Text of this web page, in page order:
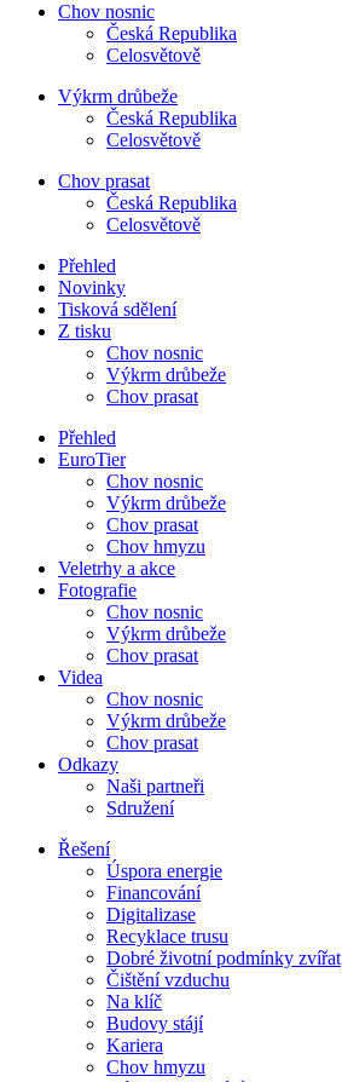
Chov nosnic
Česká Republika
Celosvětově
Výkrm drůbeže
Česká Republika
Celosvětově
Chov prasat
Česká Republika
Celosvětově
Přehled
Novinky
Tisková sdělení
Z tisku
Chov nosnic
Výkrm drůbeže
Chov prasat
Přehled
EuroTier
Chov nosnic
Výkrm drůbeže
Chov prasat
Chov hmyzu
Veletrhy a akce
Fotografie
Chov nosnic
Výkrm drůbeže
Chov prasat
Videa
Chov nosnic
Výkrm drůbeže
Chov prasat
Odkazy
Naši partneři
Sdružení
Řešení
Úspora energie
Financování
Digitalizase
Recyklace trusu
Dobré životní podmínky zvířat
Čištění vzduchu
Na klíč
Budovy stájí
Kariera
Chov hmyzu